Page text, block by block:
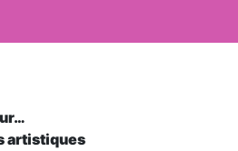
artistiques